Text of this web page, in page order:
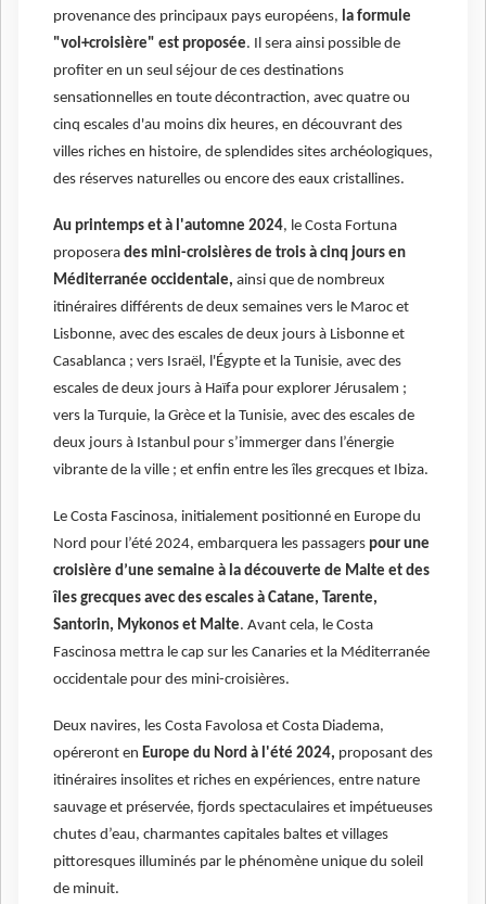
provenance des principaux pays européens, la formule
"vol+croisière" est proposée. Il sera ainsi possible de
profiter en un seul séjour de ces destinations
sensationnelles en toute décontraction, avec quatre ou
cinq escales d'au moins dix heures, en découvrant des
villes riches en histoire, de splendides sites archéologiques,
des réserves naturelles ou encore des eaux cristallines.
Au printemps et à l'automne 2024, le Costa Fortuna
proposera des mini-croisières de trois à cinq jours en
Méditerranée occidentale, ainsi que de nombreux
itinéraires différents de deux semaines vers le Maroc et
Lisbonne, avec des escales de deux jours à Lisbonne et
Casablanca ; vers Israël, l'Égypte et la Tunisie, avec des
escales de deux jours à Haïfa pour explorer Jérusalem ;
vers la Turquie, la Grèce et la Tunisie, avec des escales de
deux jours à Istanbul pour s’immerger dans l’énergie
vibrante de la ville ; et enfin entre les îles grecques et Ibiza.
Le Costa Fascinosa, initialement positionné en Europe du
Nord pour l’été 2024, embarquera les passagers pour une
croisière d’une semaine à la découverte de Malte et des
îles grecques avec des escales à Catane, Tarente,
Santorin, Mykonos et Malte. Avant cela, le Costa
Fascinosa mettra le cap sur les Canaries et la Méditerranée
occidentale pour des mini-croisières.
Deux navires, les Costa Favolosa et Costa Diadema,
opéreront en Europe du Nord à l'été 2024, proposant des
itinéraires insolites et riches en expériences, entre nature
sauvage et préservée, fjords spectaculaires et impétueuses
chutes d’eau, charmantes capitales baltes et villages
pittoresques illuminés par le phénomène unique du soleil
de minuit.